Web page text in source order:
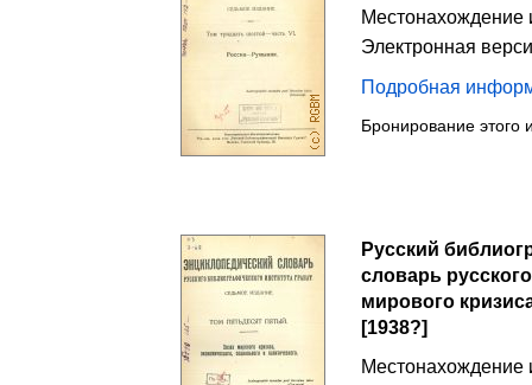
Местонахождение
Электронная
Подробная
Бронирование этого
Русский
словарь
мирового
[1938?]
Местонахождение